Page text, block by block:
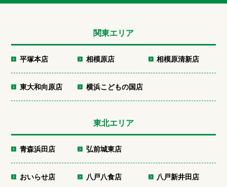
関東エリア
平塚本店 相模原店 相模原清新店
東大和向原店 横浜こどもの国店
東北エリア
青森浜田店 弘前城東店
おいらせ店 八戸八食店 八戸新井田店